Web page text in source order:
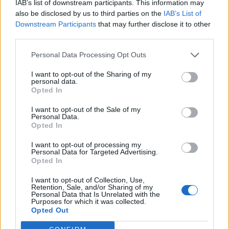
IAB’s list of downstream participants. This information may
also be disclosed by us to third parties on the IAB’s List of
Downstream Participants that may further disclose it to other
Personal Data Processing Opt Outs
I want to opt-out of the Sharing of my
personal data.
Opted In
I want to opt-out of the Sale of my
Personal Data.
Opted In
I want to opt-out of processing my
Personal Data for Targeted Advertising.
Opted In
I want to opt-out of Collection, Use,
Retention, Sale, and/or Sharing of my
Personal Data that Is Unrelated with the
Purposes for which it was collected.
Opted Out
2026. augusztus 05., szerda
Kedden választhatják meg